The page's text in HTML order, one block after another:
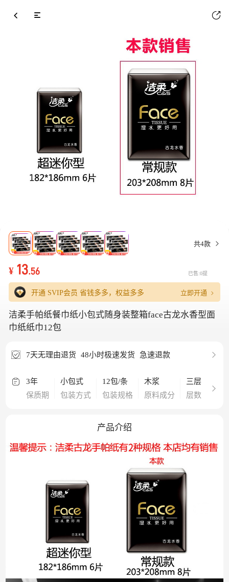
共4款
¥ 13.56 已售:0提
开通 SVIP会员 省钱多多，权益多多 立即开通
洁柔手帕纸餐巾纸小包式随身装整箱face古龙水香型面
巾纸纸巾12包
7天无理由退货 48小时极速发货 急速退款
3年
保质期
小包式
包装方式
12包/条
包装规格
木浆
原料成分
三层
层数
产品介绍